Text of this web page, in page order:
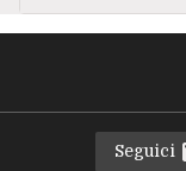
Seguici